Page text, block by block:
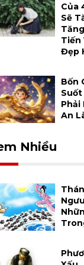
Của
Sẽ
Tiến
Đẹp
Bốn
Phải
An
Nhiều